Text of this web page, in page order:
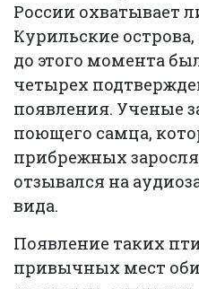
России охватывает
Курильские
до этого момента
четырех
появления. Ученые
поющего самца,
прибрежных
отзывался на
вида.
Появление таких
привычных мест